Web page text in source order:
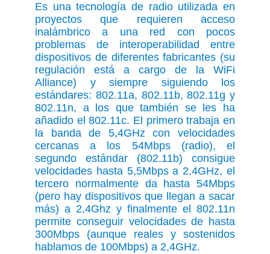
Es una tecnología de radio utilizada en
proyectos que requieren acceso
inalámbrico a una red con pocos
problemas de interoperabilidad entre
dispositivos de diferentes fabricantes (su
regulación está a cargo de la WiFi
Alliance) y siempre siguiendo los
estándares: 802.11a, 802.11b, 802.11g y
802.11n, a los que también se les ha
añadido el 802.11c. El primero trabaja en
la banda de 5,4GHz con velocidades
cercanas a los 54Mbps (radio), el
segundo estándar (802.11b) consigue
velocidades hasta 5,5Mbps a 2,4GHz, el
tercero normalmente da hasta 54Mbps
(pero hay dispositivos que llegan a sacar
más) a 2,4Ghz y finalmente el 802.11n
permite conseguir velocidades de hasta
300Mbps (aunque reales y sostenidos
hablamos de 100Mbps) a 2,4GHz.